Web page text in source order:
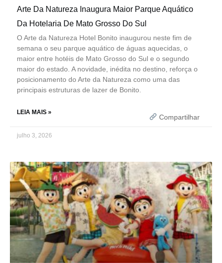
Arte Da Natureza Inaugura Maior Parque Aquático
Da Hotelaria De Mato Grosso Do Sul
O Arte da Natureza Hotel Bonito inaugurou neste fim de
semana o seu parque aquático de águas aquecidas, o
maior entre hotéis de Mato Grosso do Sul e o segundo
maior do estado. A novidade, inédita no destino, reforça o
posicionamento do Arte da Natureza como uma das
principais estruturas de lazer de Bonito.
LEIA MAIS »
Compartilhar
julho 3, 2026